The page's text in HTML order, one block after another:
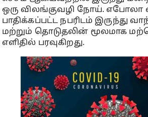
ஒரு விலங்குவழி நோய்.
பாதிக்கப்பட்ட நபரிடம் இருந்து
மற்றும் தொடுதலின் மூலமாக
எளிதில் பரவுகிறது.